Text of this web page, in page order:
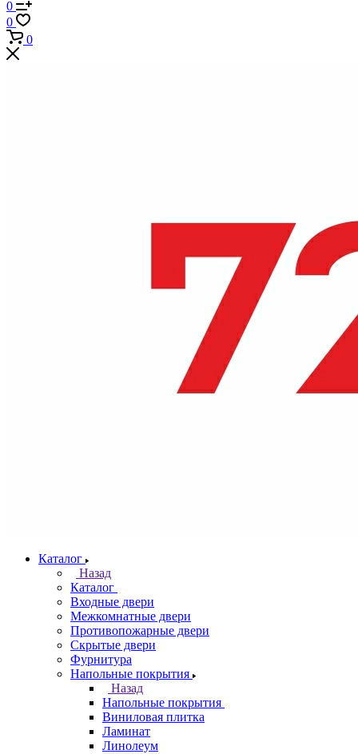
0
0
0
Каталог
Назад
Каталог
Входные двери
Межкомнатные двери
Противопожарные двери
Скрытые двери
Фурнитура
Напольные покрытия
Назад
Напольные покрытия
Виниловая плитка
Ламинат
Линолеум